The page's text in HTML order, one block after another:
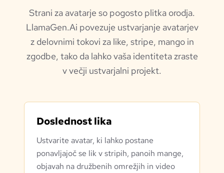
Strani za avatarje so pogosto plitka orodja.
LlamaGen.Ai povezuje ustvarjanje avatarjev
z delovnimi tokovi za like, stripe, mango in
zgodbe, tako da lahko vaša identiteta zraste
v večji ustvarjalni projekt.
Doslednost lika
Ustvarite avatar, ki lahko postane
ponavljajoč se lik v stripih, panoih mange,
objavah na družbenih omrežjih in video